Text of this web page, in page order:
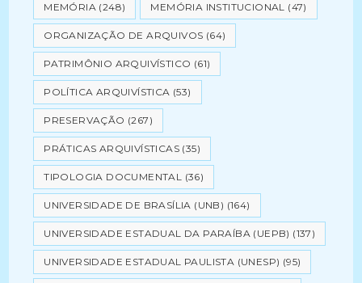
MEMÓRIA (248) MEMÓRIA INSTITUCIONAL (47)
ORGANIZAÇÃO DE ARQUIVOS (64)
PATRIMÔNIO ARQUIVÍSTICO (61)
POLÍTICA ARQUIVÍSTICA (53)
PRESERVAÇÃO (267)
PRÁTICAS ARQUIVÍSTICAS (35)
TIPOLOGIA DOCUMENTAL (36)
UNIVERSIDADE DE BRASÍLIA (UNB) (164)
UNIVERSIDADE ESTADUAL DA PARAÍBA (UEPB) (137)
UNIVERSIDADE ESTADUAL PAULISTA (UNESP) (95)